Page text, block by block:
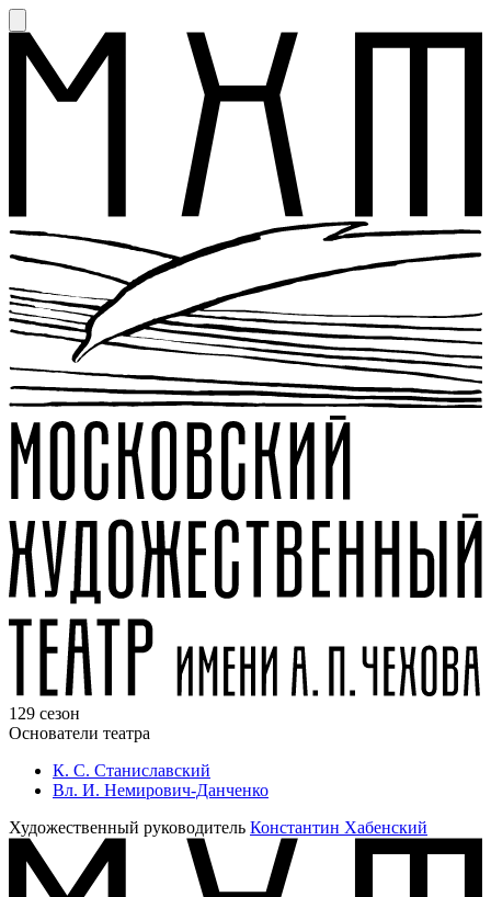
129 сезон
Основатели театра
К. С. Станиславский
Вл. И. Немирович-Данченко
Художественный руководитель Константин Хабенский